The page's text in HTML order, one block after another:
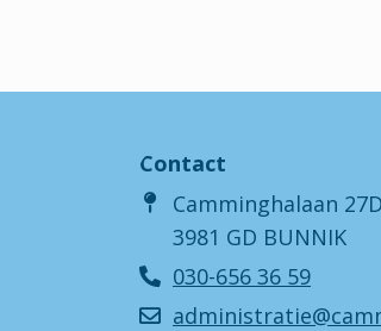
Contact
Camminghalaan 27D
3981 GD BUNNIK
030-656 36 59